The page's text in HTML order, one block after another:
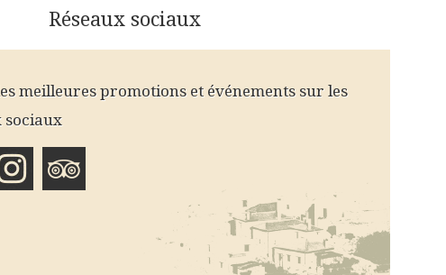
Réseaux sociaux
meilleures promotions et événements sur les
sociaux